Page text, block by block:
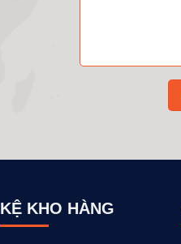
KỆ KHO HÀNG